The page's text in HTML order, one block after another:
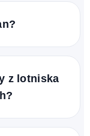
z lotniska